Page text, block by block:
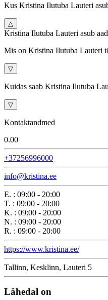
Kus Kristina Ilutuba Lauteri
△
Kristina Ilutuba Lauteri asub
Mis on Kristina Ilutuba Lauteri
▽
Kuidas saab Kristina Ilutuba
▽
Kontaktandmed
0.00
+37256996000
info@kristina.ee
E. : 09:00 - 20:00
T. : 09:00 - 20:00
K. : 09:00 - 20:00
N. : 09:00 - 20:00
R. : 09:00 - 20:00
https://www.kristina.ee/
Tallinn, Kesklinn, Lauteri 5
Lähedal on